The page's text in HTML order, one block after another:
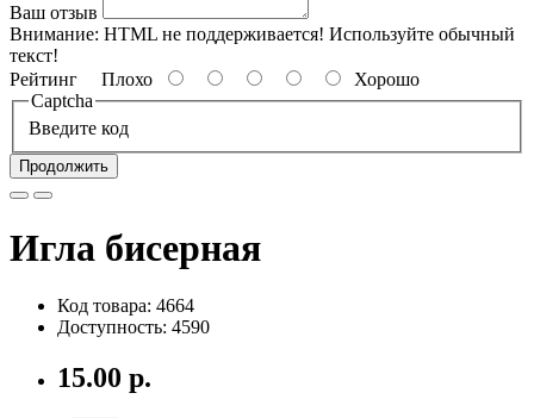
Ваш отзыв
Внимание: HTML не поддерживается! Используйте обычный
текст!
Рейтинг Плохо
Хорошо
Captcha
Введите код
Продолжить
Игла бисерная
Код товара: 4664
Доступность: 4590
15.00 р.